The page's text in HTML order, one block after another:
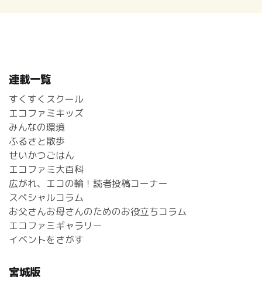
連載一覧
すくすくスクール
エコファミキッズ
みんなの環境
ふるさと散歩
せいかつごはん
エコファミ大百科
広がれ、エコの輪！読者投稿コーナー
スペシャルコラム
お父さんお母さんのためのお役立ちコラム
エコファミギャラリー
イベントをさがす
宮城版